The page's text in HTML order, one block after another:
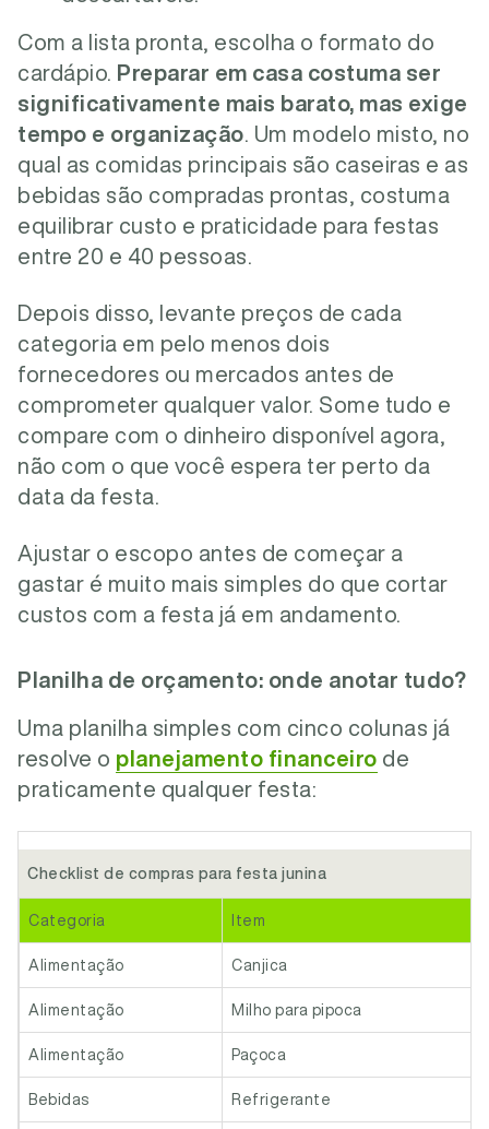
Com a lista pronta, escolha o formato do
cardápio. Preparar em casa costuma ser
significativamente mais barato, mas exige
tempo e organização . Um modelo misto, no
qual as comidas principais são caseiras e as
bebidas são compradas prontas, costuma
equilibrar custo e praticidade para festas
entre 20 e 40 pessoas.
Depois disso, levante preços de cada
categoria em pelo menos dois
fornecedores ou mercados antes de
comprometer qualquer valor. Some tudo e
compare com o dinheiro disponível agora,
não com o que você espera ter perto da
data da festa.
Ajustar o escopo antes de começar a
gastar é muito mais simples do que cortar
custos com a festa já em andamento.
Planilha de orçamento: onde anotar tudo?
Uma planilha simples com cinco colunas já
resolve o planejamento financeiro de
praticamente qualquer festa:
Checklist de compras para festa junina
Categoria Item
Alimentação Canjica
Alimentação Milho para pipoca
Alimentação Paçoca
Bebidas Refrigerante